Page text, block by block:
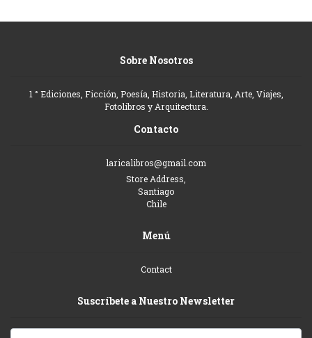
Sobre Nosotros
1 ° Ediciones, Ficción, Poesía, Historia, Literatura, Arte, Viajes,
Fotolibros y Arquitectura.
Contacto
laricalibros@gmail.com
Store Address,
Santiago
Chile
Menú
Contact
Suscríbete a Nuestro Newsletter